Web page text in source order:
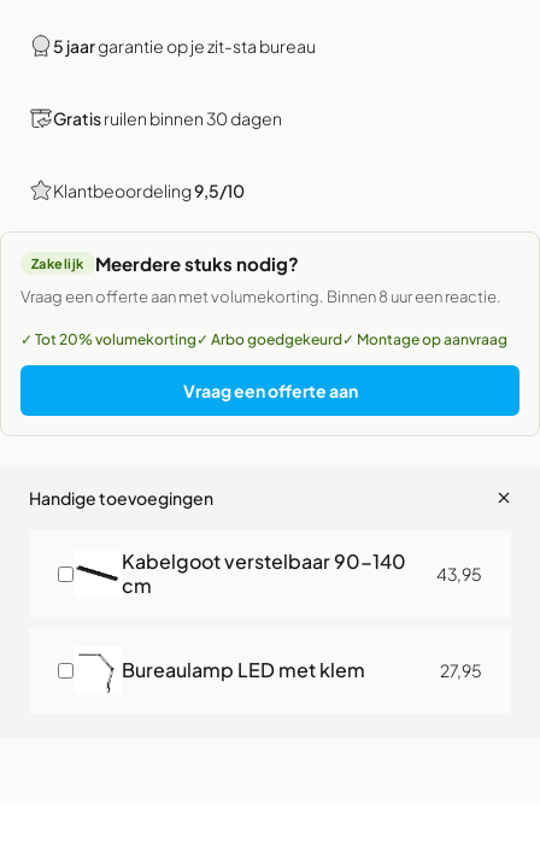
5 jaargarantie op je zit-sta bureau
Gratisruilen binnen 30 dagen
Klantbeoordeling9,5/10
Zakelijk Meerdere stuks nodig?
Vraag een offerte aan met volumekorting. Binnen 8 uur een reactie.
✓ Tot 20% volumekorting ✓ Arbo goedgekeurd✓ Montage op aanvraag
Vraag een offerte aan
Handige toevoegingen
Kabelgoot verstelbaar 90-140
cm
43,95
Bureaulamp LED met klem 27,95